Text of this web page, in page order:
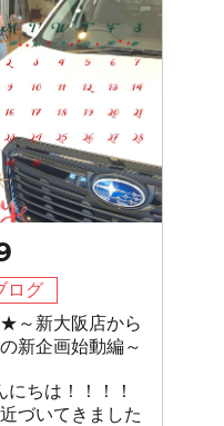
ログ
～新大阪店から
新企画始動編～
ちは！！！！
づいてきました